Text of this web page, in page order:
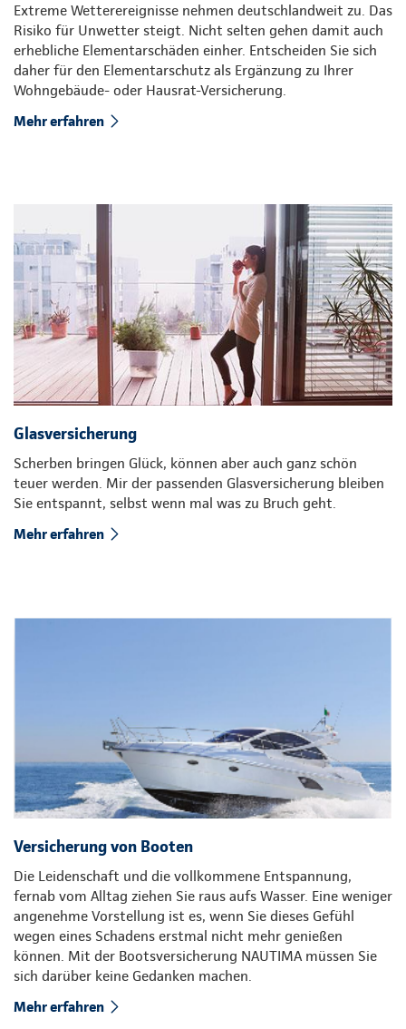
Extreme Wetterereignisse nehmen deutschlandweit zu. Das
Risiko für Unwetter steigt. Nicht selten gehen damit auch
erhebliche Elementarschäden einher. Entscheiden Sie sich
daher für den Elementarschutz als Ergänzung zu Ihrer
Wohngebäude- oder Hausrat-Versicherung.
Mehr erfahren
Glasversicherung
Scherben bringen Glück, können aber auch ganz schön
teuer werden. Mir der passenden Glasversicherung bleiben
Sie entspannt, selbst wenn mal was zu Bruch geht.
Mehr erfahren
Versicherung von Booten
Die Leidenschaft und die vollkommene Entspannung,
fernab vom Alltag ziehen Sie raus aufs Wasser. Eine weniger
angenehme Vorstellung ist es, wenn Sie dieses Gefühl
wegen eines Schadens erstmal nicht mehr genießen
können. Mit der Bootsversicherung NAUTIMA müssen Sie
sich darüber keine Gedanken machen.
Mehr erfahren